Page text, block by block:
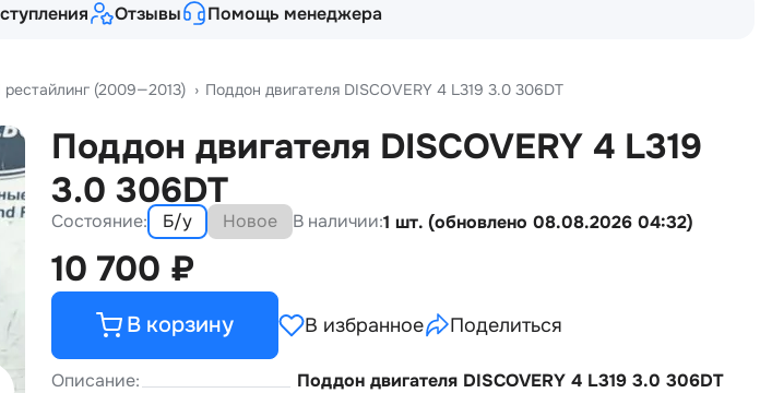
Отзывы Помощь менеджера
рестайлинг (2009—2013) › Поддон двигателя DISCOVERY 4 L319 3.0 306DT
Поддон двигателя DISCOVERY 4 L319
3.0 306DT
Состояние: Б/у Новое В наличии:1 шт. (обновлено 08.08.2026 04:32)
10 700 ₽
В корзину В избранное Поделиться
Описание:
Поддон двигателя DISCOVERY 4 L319 3.0 306DT